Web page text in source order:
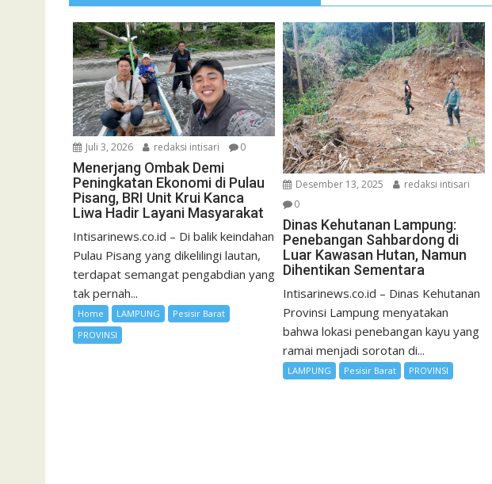
Juli 3, 2026 redaksi intisari 0
Menerjang Ombak Demi
Peningkatan Ekonomi di Pulau
Pisang, BRI Unit Krui Kanca
Liwa Hadir Layani Masyarakat
Intisarinews.co.id – Di balik keindahan
Pulau Pisang yang dikelilingi lautan,
terdapat semangat pengabdian yang
tak pernah...
Home LAMPUNG
Pesisir Barat
PROVINSI
Desember 13, 2025
redaksi intisari
0
Dinas Kehutanan Lampung:
Penebangan Sahbardong di
Luar Kawasan Hutan, Namun
Dihentikan Sementara
Intisarinews.co.id – Dinas Kehutanan
Provinsi Lampung menyatakan
bahwa lokasi penebangan kayu yang
ramai menjadi sorotan di...
LAMPUNG Pesisir Barat PROVINSI